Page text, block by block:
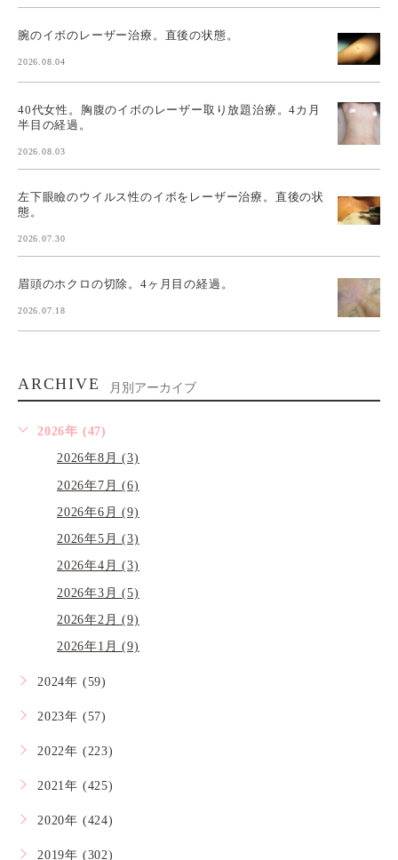
腕のイボのレーザー治療。直後の状態。
2026.08.04
40代女性。胸腹のイボのレーザー取り放題治療。4カ月
半目の経過。
2026.08.03
左下眼瞼のウイルス性のイボをレーザー治療。直後の状
態。
2026.07.30
眉頭のホクロの切除。4ヶ月目の経過。
2026.07.18
ARCHIVE 月別アーカイブ
2026年 (47)
2026年8月 (3)
2026年7月 (6)
2026年6月 (9)
2026年5月 (3)
2026年4月 (3)
2026年3月 (5)
2026年2月 (9)
2026年1月 (9)
2024年 (59)
2023年 (57)
2022年 (223)
2021年 (425)
2020年 (424)
2019年 (302)